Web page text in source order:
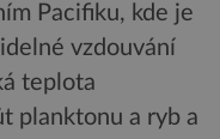
Pacifiku, kde je
vzdouvání
teplota
planktonu a ryb a